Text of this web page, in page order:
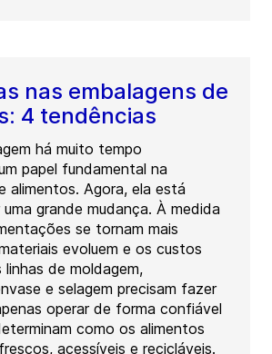
nas embalagens de
4 tendências
há muito tempo
papel fundamental na
alimentos. Agora, ela está
grande mudança. À medida
se tornam mais
evoluem e os custos
linhas de moldagem,
e selagem precisam fazer
operar de forma confiável
como os alimentos
acessíveis e recicláveis.